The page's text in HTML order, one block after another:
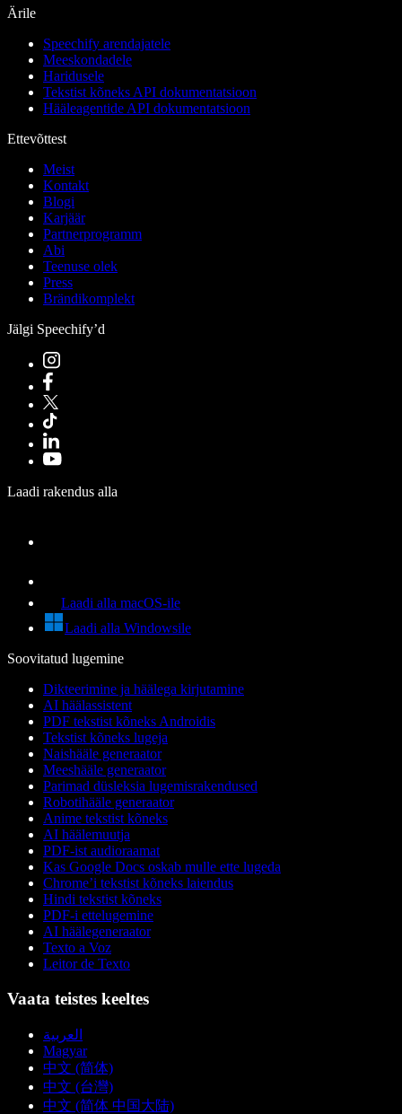
Ärile
Speechify arendajatele
Meeskondadele
Haridusele
Tekstist kõneks API dokumentatsioon
Hääleagentide API dokumentatsioon
Ettevõttest
Meist
Kontakt
Blogi
Karjäär
Partnerprogramm
Abi
Teenuse olek
Press
Brändikomplekt
Jälgi Speechify’d
Laadi rakendus alla
Laadi alla macOS-ile
Laadi alla Windowsile
Soovitatud lugemine
Dikteerimine ja häälega kirjutamine
AI häälassistent
PDF tekstist kõneks Androidis
Tekstist kõneks lugeja
Naishääle generaator
Meeshääle generaator
Parimad düsleksia lugemisrakendused
Robotihääle generaator
Anime tekstist kõneks
AI häälemuutja
PDF-ist audioraamat
Kas Google Docs oskab mulle ette lugeda
Chrome’i tekstist kõneks laiendus
Hindi tekstist kõneks
PDF-i ettelugemine
AI häälegeneraator
Texto a Voz
Leitor de Texto
Vaata teistes keeltes
العربية
Magyar
中文 (简体)
中文 (台灣)
中文 (简体 中国大陆)